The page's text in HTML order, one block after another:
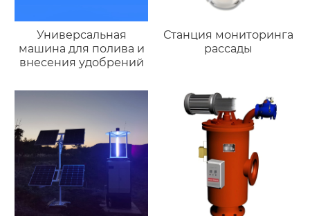
Универсальная
машина для полива и
внесения удобрений
Станция мониторинга
рассады